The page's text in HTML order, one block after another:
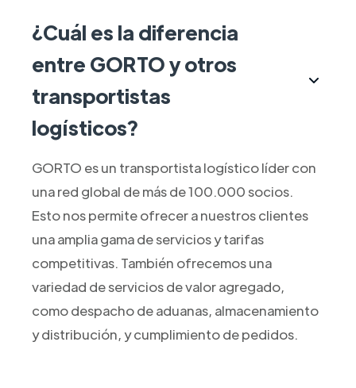
¿Cuál es la diferencia
entre GORTO y otros
transportistas
logísticos?
GORTO es un transportista logístico líder con
una red global de más de 100.000 socios.
Esto nos permite ofrecer a nuestros clientes
una amplia gama de servicios y tarifas
competitivas. También ofrecemos una
variedad de servicios de valor agregado,
como despacho de aduanas, almacenamiento
y distribución, y cumplimiento de pedidos.